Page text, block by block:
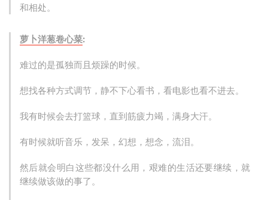
和相处。
萝卜洋葱卷心菜:
难过的是孤独而且烦躁的时候。
想找各种方式调节，静不下心看书，看电影也看不进去。
我有时候会去打篮球，直到筋疲力竭，满身大汗。
有时候就听音乐，发呆，幻想，想念，流泪。
然后就会明白这些都没什么用，艰难的生活还要继续，就
继续做该做的事了。